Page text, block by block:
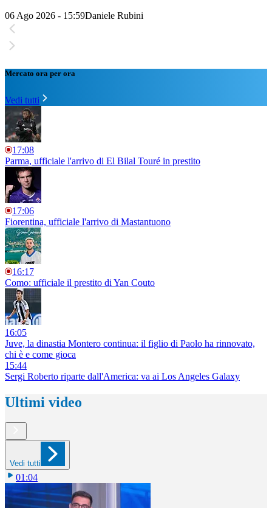
06 Ago 2026 - 15:59Daniele Rubini
Mercato ora per ora
Vedi tutti
17:08
Parma, ufficiale l'arrivo di El Bilal Touré in prestito
17:06
Fiorentina, ufficiale l'arrivo di Mastantuono
16:17
Como: ufficiale il prestito di Yan Couto
16:05
Juve, la dinastia Montero continua: il figlio di Paolo ha rinnovato,
chi è e come gioca
15:44
Sergi Roberto riparte dall'America: va ai Los Angeles Galaxy
Ultimi video
Vedi tutti
01:04